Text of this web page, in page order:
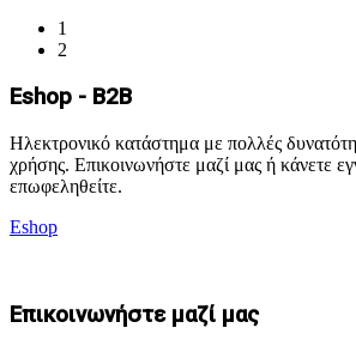
1
2
Eshop - B2B
Ηλεκτρονικό κατάστημα με πολλές
χρήσης. Επικοινωνήστε μαζί μας ή κάνετε
επωφεληθείτε.
Eshop
Επικοινωνήστε μαζί μας